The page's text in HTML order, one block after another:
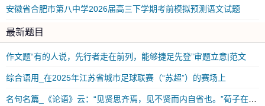
安徽省合肥市第八中学2026届高三下学期考前模拟预测语文试题
最新题目
作文题“有的人说，先行者走在前列，能够捷足先登”审题立意|范文
综合语用_在2025年江苏省城市足球联赛（“苏超”）的赛场上